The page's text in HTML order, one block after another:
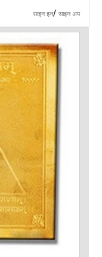
साइन इन/ साइन अप